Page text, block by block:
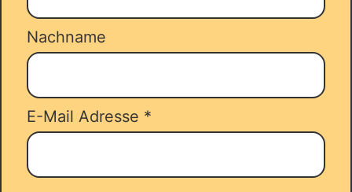
Nachname
E-Mail Adresse *